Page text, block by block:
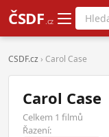
ČSDF .cz
CSDF.cz › Carol Case
Carol Case
Celkem 1 filmů
Řazení: